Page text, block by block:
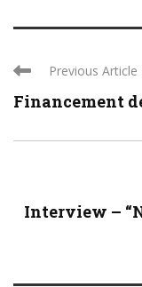
Previous Article
Financement
Interview –